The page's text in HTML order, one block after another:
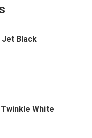
Black
White